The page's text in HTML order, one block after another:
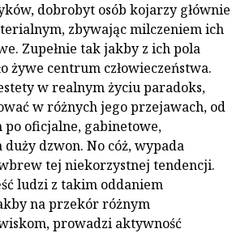
dobrobyt osób kojarzy głównie
zbywając milczeniem ich
Zupełnie tak jakby z ich pola
żywe centrum człowieczeństwa.
w realnym życiu paradoks,
w różnych jego przejawach, od
po oficjalne, gabinetowe,
dzwon. No cóż, wypada
tej niekorzystnej tendencji.
ludzi z takim oddaniem
na przekór różnym
prowadzi aktywność